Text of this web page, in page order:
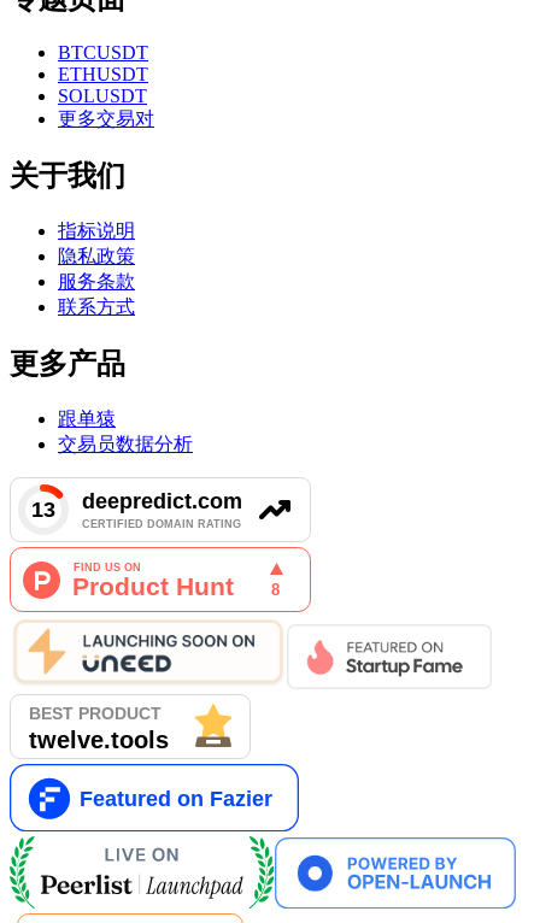
BTCUSDT
ETHUSDT
SOLUSDT
更多交易对
关于我们
指标说明
隐私政策
服务条款
联系方式
更多产品
跟单猿
交易员数据分析